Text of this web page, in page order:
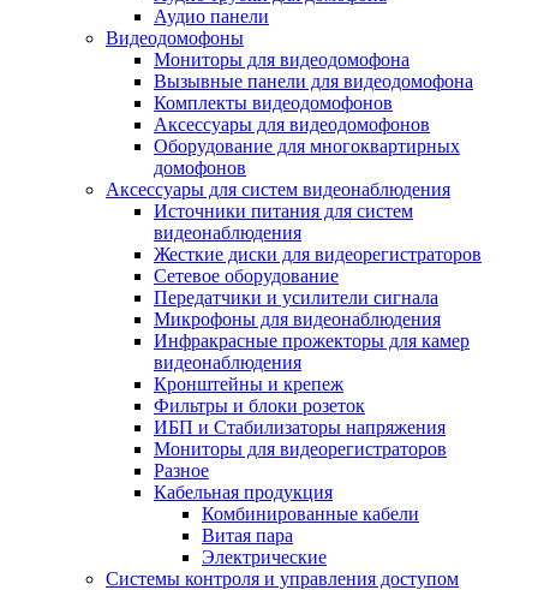
Аудио панели
Видеодомофоны
Мониторы для видеодомофона
Вызывные панели для видеодомофона
Комплекты видеодомофонов
Аксессуары для видеодомофонов
Оборудование для многоквартирных
домофонов
Аксессуары для систем видеонаблюдения
Источники питания для систем
видеонаблюдения
Жесткие диски для видеорегистраторов
Сетевое оборудование
Передатчики и усилители сигнала
Микрофоны для видеонаблюдения
Инфракрасные прожекторы для камер
видеонаблюдения
Кронштейны и крепеж
Фильтры и блоки розеток
ИБП и Стабилизаторы напряжения
Мониторы для видеорегистраторов
Разное
Кабельная продукция
Комбинированные кабели
Витая пара
Электрические
Системы контроля и управления доступом